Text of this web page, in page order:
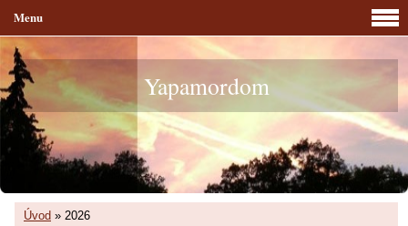
Yapamordom
Úvod » 2026
Menu